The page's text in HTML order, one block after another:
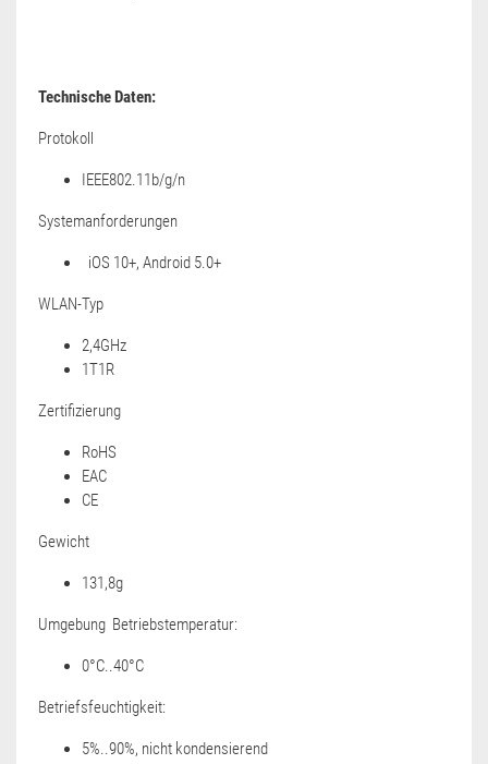
Technische Daten:
Protokoll
IEEE802.11b/g/n
Systemanforderungen
iOS 10+, Android 5.0+
WLAN-Typ
2,4GHz
1T1R
Zertifizierung
RoHS
EAC
CE
Gewicht
131,8g
Umgebung Betriebstemperatur:
0°C..40°C
Betriefsfeuchtigkeit:
5%..90%, nicht kondensierend